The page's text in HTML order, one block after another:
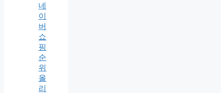
네
이
버
쇼
핑
순
위
올
리